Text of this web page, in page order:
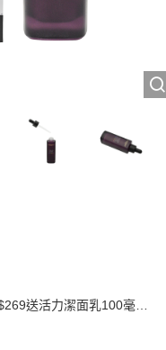
送活力潔面乳100毫